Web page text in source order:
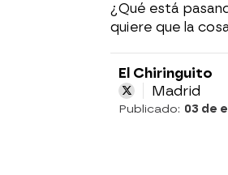
¿Qué está
quiere que la
El Chiringuito
Madrid
Publicado: 03 de